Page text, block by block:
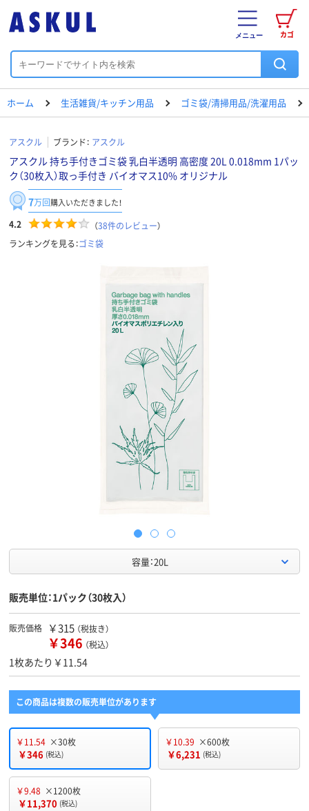
カゴ
メニュー
ホーム 生活雑貨/キッチン用品 ゴミ袋/清掃用品/洗濯用品
アスクル ブランド： アスクル
アスクル 持ち手付きゴミ袋 乳白半透明 高密度 20L 0.018mm 1パッ
ク（30枚入）取っ手付き バイオマス10% オリジナル
7万回購入いただきました！
4.2 （38件のレビュー）
ランキングを見る：ゴミ袋
容量：20L
販売単位：1パック（30枚入）
販売価格 ￥315 （税抜き）
￥346 （税込）
1枚あたり￥11.54
この商品は複数の販売単位があります
￥11.54 ×30枚
￥346 (税込)
￥10.39 ×600枚
￥6,231 (税込)
￥9.48 ×1200枚
￥11,370 (税込)